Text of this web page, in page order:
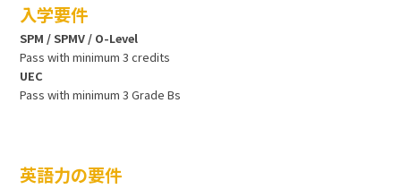
入学要件
SPM / SPMV / O-Level
Pass with minimum 3 credits
UEC
Pass with minimum 3 Grade Bs
英語力の要件